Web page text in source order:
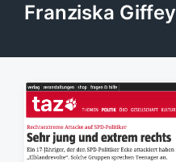
Franziska Giffey